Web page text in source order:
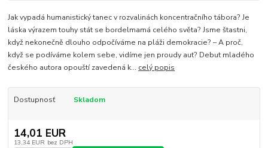
Jak vypadá humanistický tanec v rozvalinách koncentračního tábora? Je
láska výrazem touhy stát se bordelmamá celého světa? Jsme štastni,
když nekonečně dlouho odpočíváme na pláži demokracie? – A proč,
když se podíváme kolem sebe, vidíme jen proudy aut? Debut mladého
českého autora opouští zavedená k... celý popis
Dostupnosť Skladom
14,01 EUR
13,34 EUR bez DPH